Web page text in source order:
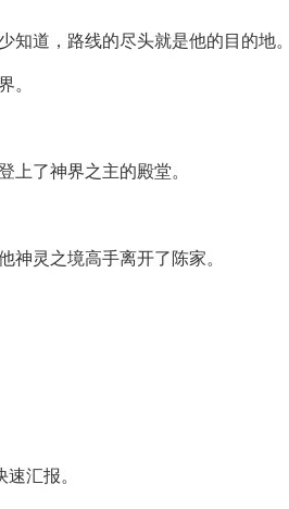
道，路线的尽头就是他的目的地。
。
上了神界之主的殿堂。
神灵之境高手离开了陈家。
汇报。